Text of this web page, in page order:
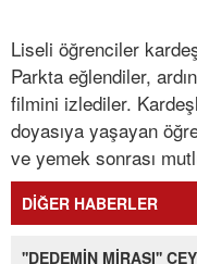
Liseli öğrenciler
Parkta eğlendiler,
filmini izlediler.
doyasıya yaşayan
ve yemek sonrası
DİĞER HABERLER
''DEDEMİN MİRASI''